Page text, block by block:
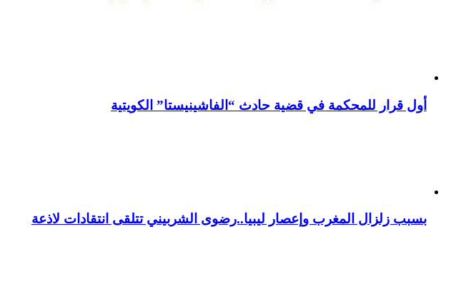
أول قرار للمحكمة في قضية حادث “الفاشينيستا” الكويتية
بسبب زلزال المغرب وإعصار ليبيا..رضوى الشربيني تتلقى انتقادات لاذعة